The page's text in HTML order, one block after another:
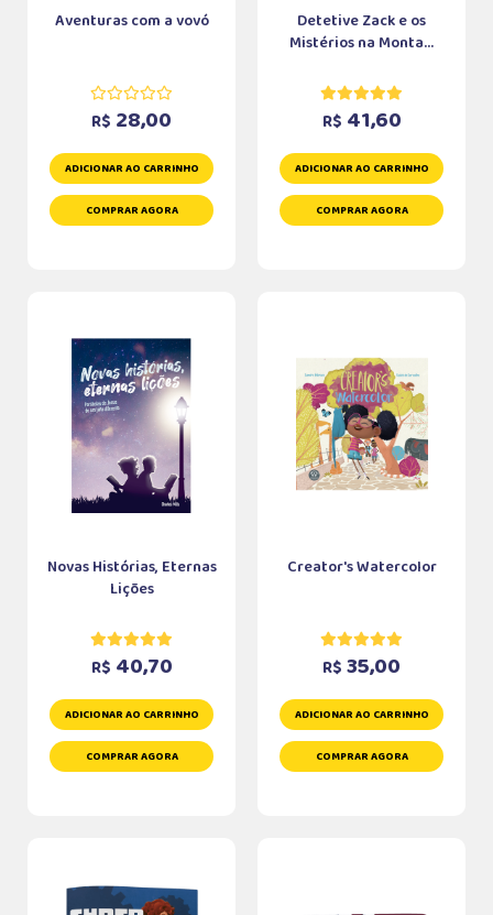
Aventuras com a vovó
R$ 28,00
ADICIONAR AO CARRINHO
COMPRAR AGORA
Detetive Zack e os
Mistérios na Monta...
R$ 41,60
ADICIONAR AO CARRINHO
COMPRAR AGORA
Novas Histórias, Eternas
Lições
R$ 40,70
ADICIONAR AO CARRINHO
COMPRAR AGORA
Creator's Watercolor
R$ 35,00
ADICIONAR AO CARRINHO
COMPRAR AGORA